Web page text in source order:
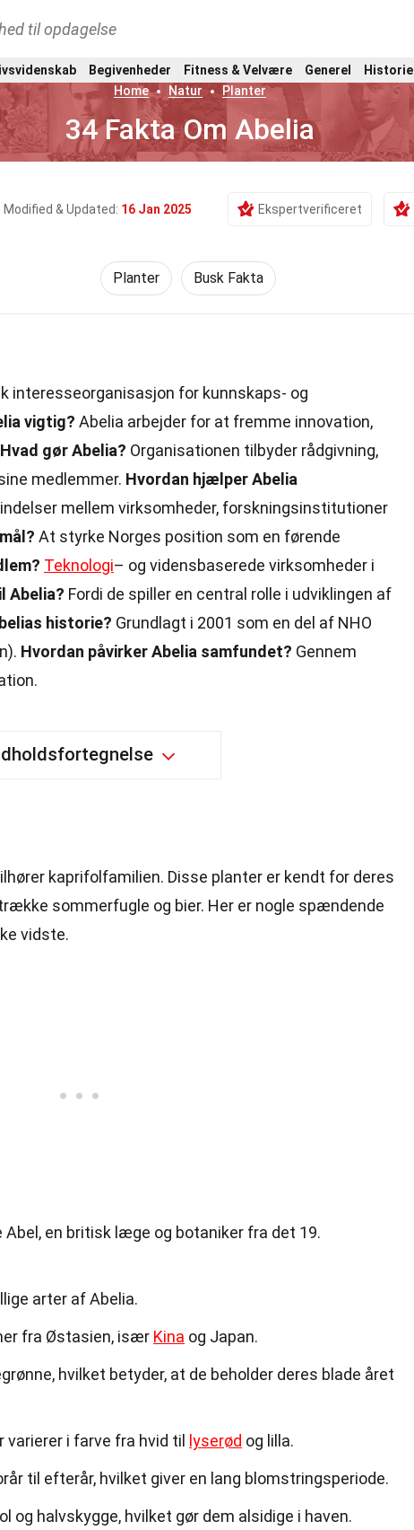
til opdagelse
Begivenheder Fitness & Velvære Generel Historie
Home
Natur Planter
34 Fakta Om Abelia
Modified & Updated: 16 Jan 2025 Ekspertverificeret
Planter Busk Fakta
interesseorganisasjon for kunnskaps- og
vigtig? Abelia arbejder for at fremme innovation,
Hvad gør Abelia? Organisationen tilbyder rådgivning,
medlemmer. Hvordan hjælper Abelia
mellem virksomheder, forskningsinstitutioner
At styrke Norges position som en førende
Teknologi– og vidensbaserede virksomheder i
Abelia? Fordi de spiller en central rolle i udviklingen af
historie? Grundlagt i 2001 som en del af NHO
Hvordan påvirker Abelia samfundet? Gennem
kaprifolfamilien. Disse planter er kendt for deres
sommerfugle og bier. Her er nogle spændende
vidste.
en britisk læge og botaniker fra det 19.
arter af Abelia.
fra Østasien, især Kina og Japan.
hvilket betyder, at de beholder deres blade året
i farve fra hvid til lyserød og lilla.
til efterår, hvilket giver en lang blomstringsperiode.
og halvskygge, hvilket gør dem alsidige i haven.